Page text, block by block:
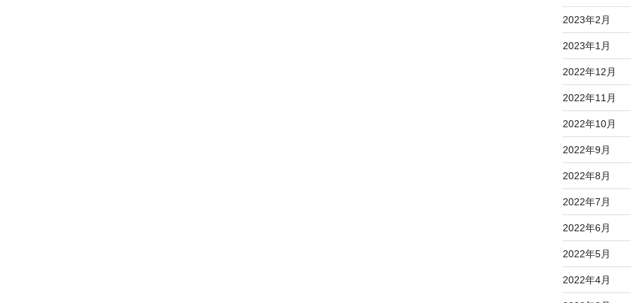
2023年2月
2023年1月
2022年12月
2022年11月
2022年10月
2022年9月
2022年8月
2022年7月
2022年6月
2022年5月
2022年4月